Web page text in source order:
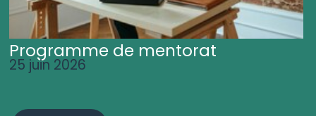
Programme de mentorat
25 juin 2026